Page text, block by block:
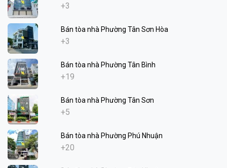
+3
Bán tòa nhà Phường Tân Sơn Hòa
+3
Bán tòa nhà Phường Tân Bình
+19
Bán tòa nhà Phường Tân Sơn
+5
Bán tòa nhà Phường Phú Nhuận
+20